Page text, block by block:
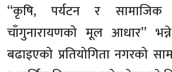
“कृषि, पर्यटन र सामाजिक
चाँगुनारायणको मूल आधार”
बढाइएको प्रतियोगिता नगरको